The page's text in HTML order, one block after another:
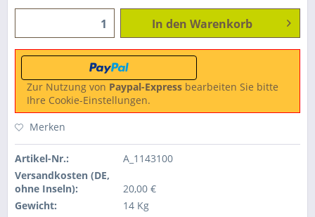
In den Warenkorb
Zur Nutzung von Paypal-Express bearbeiten Sie bitte
Ihre Cookie-Einstellungen.
Merken
Artikel-Nr.:
A_1143100
Versandkosten (DE,
ohne Inseln):
20,00 €
Gewicht:
14 Kg